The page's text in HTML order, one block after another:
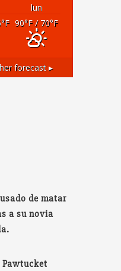
lun
°F 90°F/ 70°F
forecast ▸
de matar
a su novia
Pawtucket